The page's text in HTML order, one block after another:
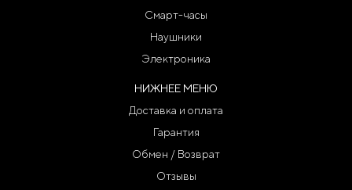
Смарт-часы
Наушники
Электроника
НИЖНЕЕ МЕНЮ
Доставка и оплата
Гарантия
Обмен / Возврат
Отзывы